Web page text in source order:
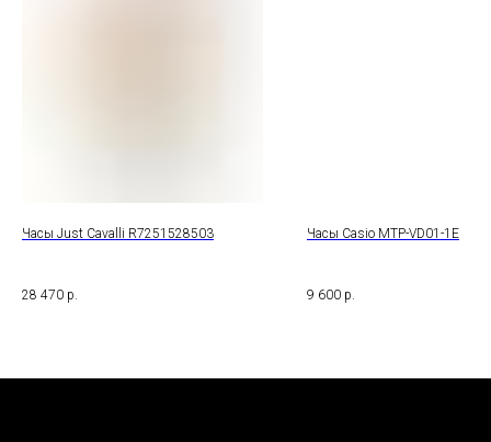
Часы Just Cavalli R7251528503
28 470 р.
Часы Casio MTP-VD01-1E
9 600 р.